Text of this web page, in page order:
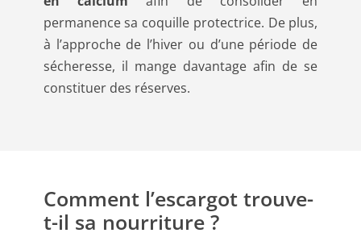
permanence sa coquille protectrice. De plus,
à l’approche de l’hiver ou d’une période de
sécheresse, il mange davantage afin de se
constituer des réserves.
Comment l’escargot trouve-
t-il sa nourriture ?